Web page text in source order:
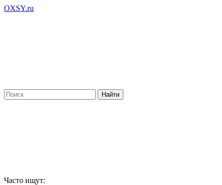
OXSY.ru
Часто ищут: